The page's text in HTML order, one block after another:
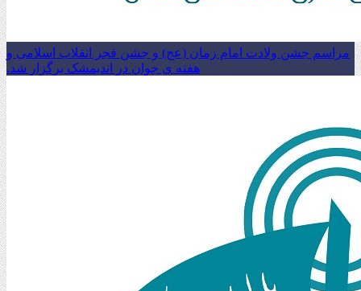
مراسم جشن ولادت امام زمان (عج) و جشن فجر انقلاب اسلامی و
هفته ی جوان در اندیمشک برگزار شد.